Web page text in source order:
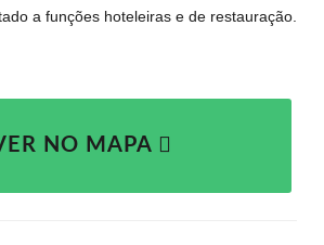
a funções hoteleiras e de restauração.
NO MAPA